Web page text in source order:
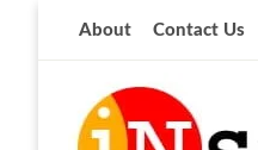
About Contact Us